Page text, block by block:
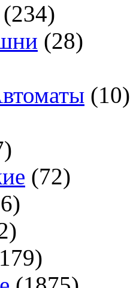
(234)
(28)
(10)
(72)